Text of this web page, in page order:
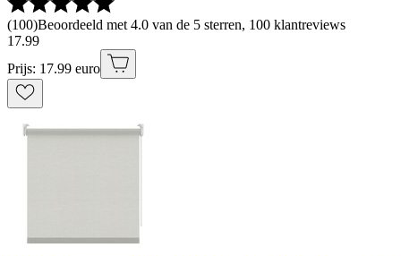
(100)Beoordeeld met 4.0 van de 5 sterren, 100 klantreviews
17.99
Prijs: 17.99 euro